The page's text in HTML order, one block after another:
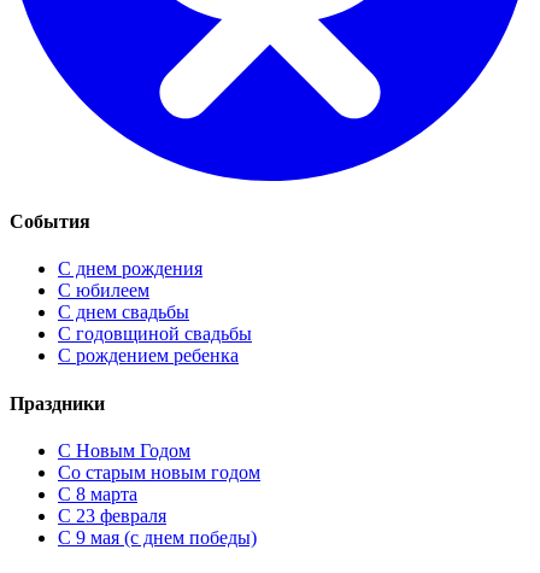
События
С днем рождения
С юбилеем
С днем свадьбы
С годовщиной свадьбы
С рождением ребенка
Праздники
C Новым Годом
Cо старым новым годом
С 8 марта
С 23 февраля
С 9 мая (с днем победы)